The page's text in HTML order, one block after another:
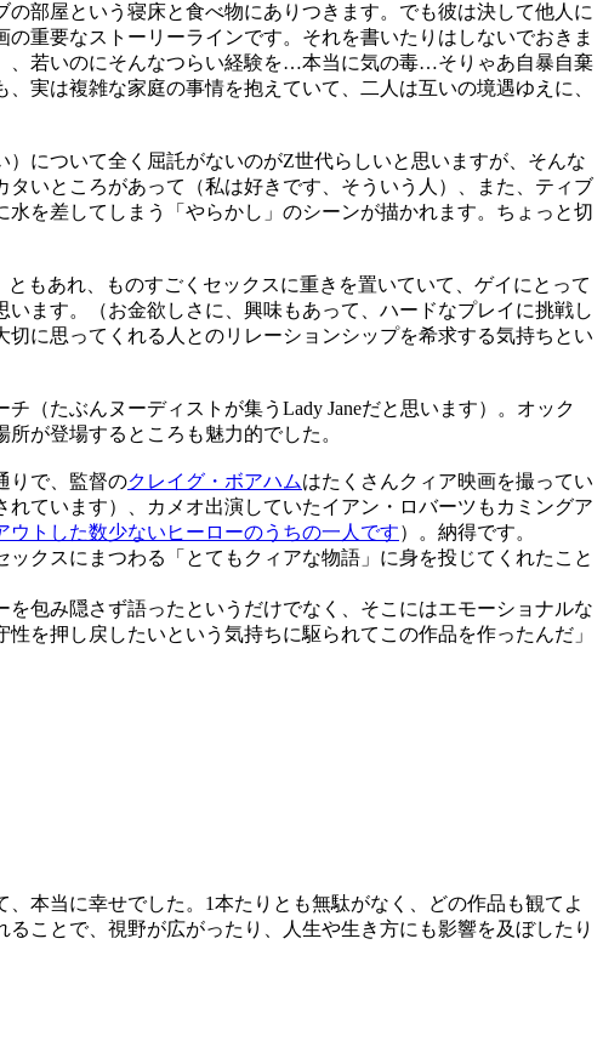
部屋という寝床と食べ物にありつきます。でも彼は決して他人に
重要なストーリーラインです。それを書いたりはしないでおきま
、若いのにそんなつらい経験を…本当に気の毒…そりゃあ自暴自棄
実は複雑な家庭の事情を抱えていて、二人は互いの境遇ゆえに、
について全く屈託がないのがZ世代らしいと思いますが、そんな
いところがあって（私は好きです、そういう人）、また、ティブ
を差してしまう「やらかし」のシーンが描かれます。ちょっと切
もあれ、ものすごくセックスに重きを置いていて、ゲイにとって
ます。（お金欲しさに、興味もあって、ハードなプレイに挑戦し
に思ってくれる人とのリレーションシップを希求する気持ちとい
（たぶんヌーディストが集うLady Janeだと思います）。オック
が登場するところも魅力的でした。
りで、監督のクレイグ・ボアハムはたくさんクィア映画を撮ってい
れています）、カメオ出演していたイアン・ロバーツもカミングア
ウトした数少ないヒーローのうちの一人です）。納得です。
クスにまつわる「とてもクィアな物語」に身を投じてくれたこと
包み隠さず語ったというだけでなく、そこにはエモーショナルな
を押し戻したいという気持ちに駆られてこの作品を作ったんだ」
本当に幸せでした。1本たりとも無駄がなく、どの作品も観てよ
ことで、視野が広がったり、人生や生き方にも影響を及ぼしたり